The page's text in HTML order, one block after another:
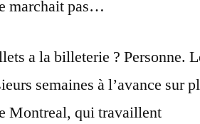
marchait pas…
a la billeterie ? Personne.
semaines à l’avance sur
Montreal, qui travaillent